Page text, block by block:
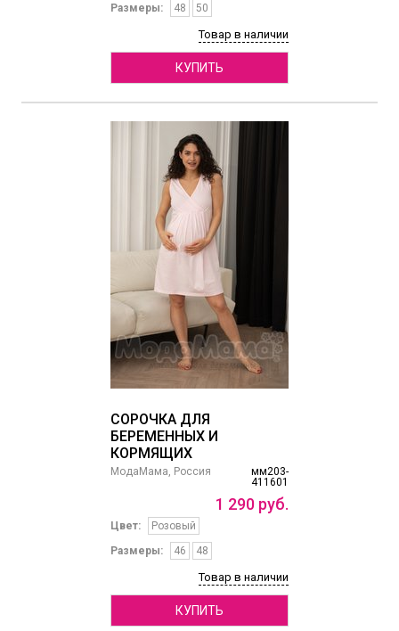
Размеры:
48 50
Товар в наличии
КУПИТЬ
СОРОЧКА ДЛЯ
БЕРЕМЕННЫХ И
КОРМЯЩИХ
мм203-
411601
МодаМама, Россия
1 290 руб.
Цвет:
Розовый
Размеры:
46 48
Товар в наличии
КУПИТЬ